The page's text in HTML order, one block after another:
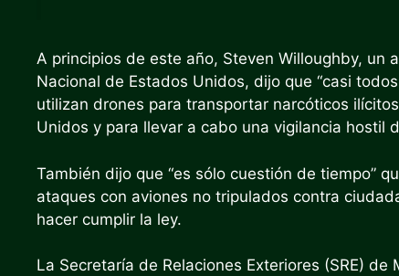
A principios de este año, Steven Willoughby, un
Nacional de Estados Unidos, dijo que “casi
utilizan drones para transportar narcóticos
Unidos y para llevar a cabo una vigilancia hostil
También dijo que “es sólo cuestión de tiempo”
ataques con aviones no tripulados contra
hacer cumplir la ley.
La Secretaría de Relaciones Exteriores (SRE)